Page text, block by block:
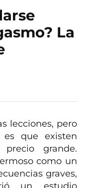
La
lecciones, pero
que existen
grande.
como un
graves,